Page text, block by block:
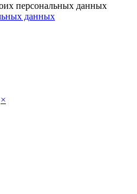
персональных данных
данных
×